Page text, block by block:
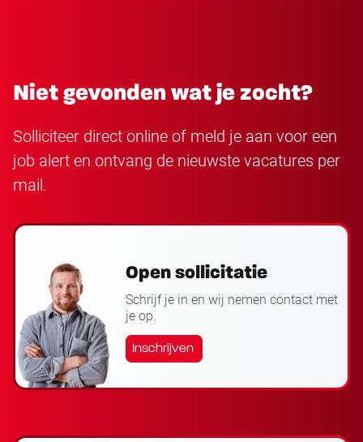
Niet gevonden wat je zocht?
Solliciteer direct online of meld je aan voor een
job alert en ontvang de nieuwste vacatures per
mail.
Open sollicitatie
Schrijf je in en wij nemen contact met
je op.
Inschrijven